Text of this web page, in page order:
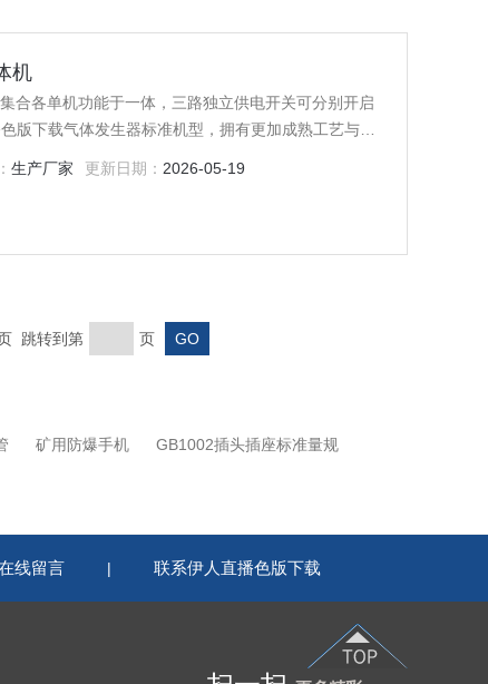
机
合各单机功能于一体，三路独立供电开关可分别开启
版下载气体发生器标准机型，拥有更加成熟工艺与技
生产厂家 更新日期： 2026-05-19
跳转到第 页
矿用防爆手机 GB1002插头插座标准量规
线留言 | 联系伊人直播色版下载